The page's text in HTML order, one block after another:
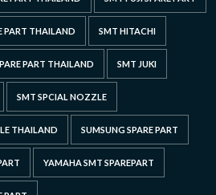
PART THAILAND SMT HITACHI
PART THAILAND SMT JUKI
SMT SPCIAL NOZZLE
THAILAND SUMSUNG SPARE PART
YAMAHA SMT SPAREPART